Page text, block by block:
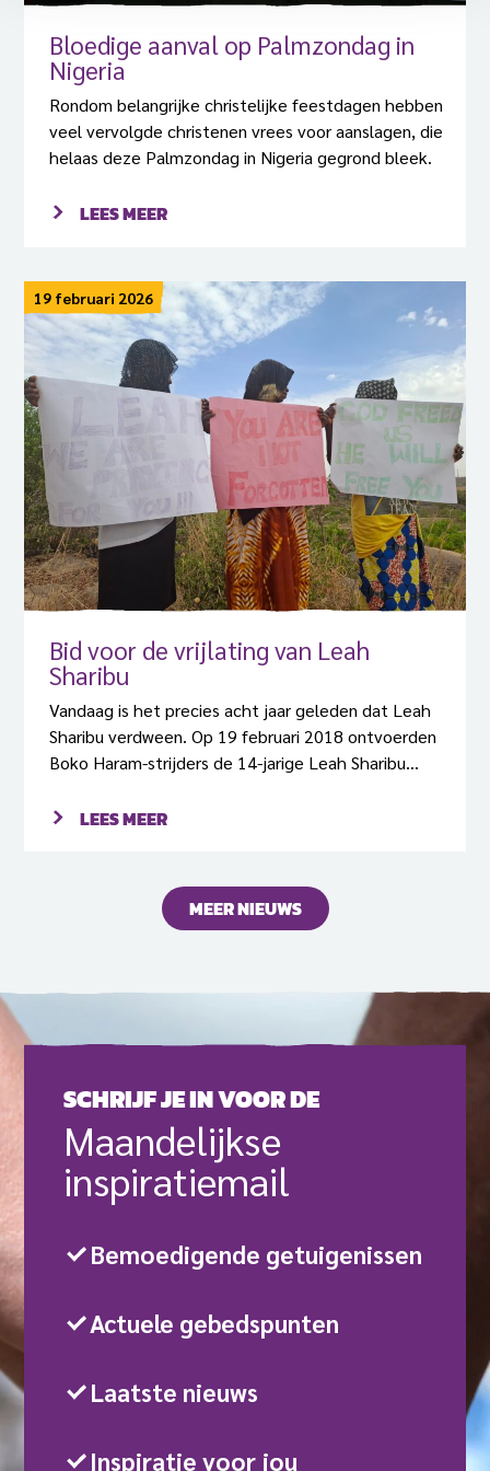
Bloedige aanval op Palmzondag in
Nigeria
Rondom belangrijke christelijke feestdagen hebben
veel vervolgde christenen vrees voor aanslagen, die
helaas deze Palmzondag in Nigeria gegrond bleek.
LEES MEER
19 februari 2026
Bid voor de vrijlating van Leah
Sharibu
Vandaag is het precies acht jaar geleden dat Leah
Sharibu verdween. Op 19 februari 2018 ontvoerden
Boko Haram-strijders de 14-jarige Leah Sharibu
schoolmeisjes van het Government Girls’ Science
de tijd heen vrijgelaten en een aantal stierf in
gevangenschap. Omdat Leah weigerde Jezus te
LEES MEER
MEER NIEUWS
SCHRIJF JE IN VOOR DE
Maande­lijkse
inspiratie­mail
Bemoedigende getuigenissen
Actuele gebedspunten
Laatste nieuws
Inspiratie voor jou